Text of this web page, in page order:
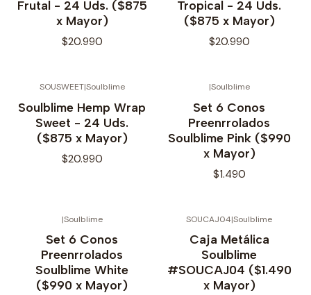
Frutal - 24 Uds. ($875
x Mayor)
$20.990
Tropical - 24 Uds.
($875 x Mayor)
$20.990
SOUSWEET|Soulblime
Soulblime Hemp Wrap
Sweet - 24 Uds.
($875 x Mayor)
$20.990
|Soulblime
Set 6 Conos
Preenrrolados
Soulblime Pink ($990
x Mayor)
$1.490
|Soulblime
Set 6 Conos
Preenrrolados
Soulblime White
($990 x Mayor)
SOUCAJ04|Soulblime
Caja Metálica
Soulblime
#SOUCAJ04 ($1.490
x Mayor)